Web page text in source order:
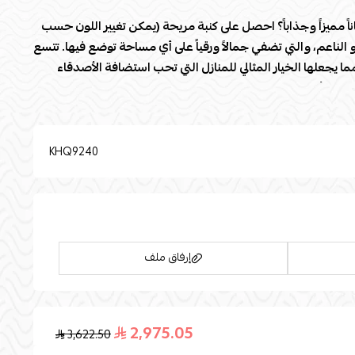
مميزاً وجذاباً؟ احصل على كنبة مريحة (يمكن تغيير اللون حسب
والتي تضفي جمالاً ورقياً على أي مساحة توضع فيها. تتسع
الخيار المثالي للمنازل التي تحب استضافة الأصدقاء
والأنيق، مما يجعلها قطعة مثالية للديكور الداخلي. بادر
واحصل على جو من الراحة والأناقة في منزلك.
الالوان والمقاسات)
KHQ9240
إرفاق ملف
2,975.05
3,622.50